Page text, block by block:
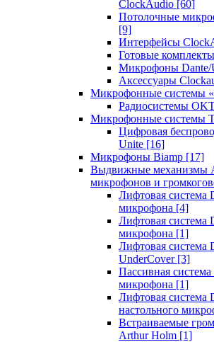
ClockAudio [60]
Потолочные
[9]
Интерфейсы
Готовые
Микрофоны Dante/
Аксессуары
Микрофонные системы
Радиосистемы
Микрофонные системы
Цифровая
Unite [16]
Микрофоны Biamp [17]
Выдвижные механизмы
микрофонов и
Лифтовая система
микрофона [4]
Лифтовая система
микрофона [1]
Лифтовая система
UnderCover [3]
Пассивная
микрофона [1]
Лифтовая система
настольного
Встраиваемые
Arthur Holm [1]